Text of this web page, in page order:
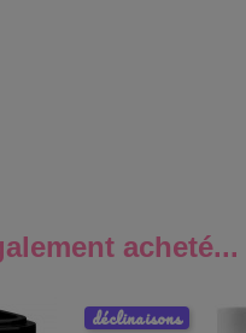
acheté...
déclinaisons